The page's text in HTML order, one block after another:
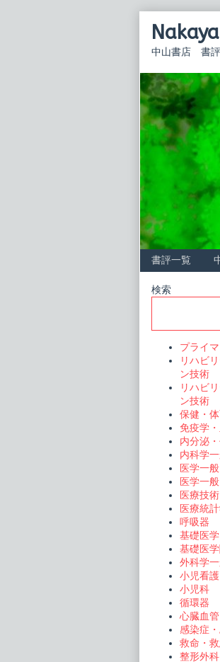
中山書店 書
書評一覧
検索
プライ
リハビ
ン技術
リハビ
ン技術
保健・
免疫学
内分泌
内科学
医学一般
医学一般
医療技術
医療統
呼吸器
基礎医学
基礎医
外科学
小児看護
小児科
循環器
心臓血管
感染症・
救命・
整形外科